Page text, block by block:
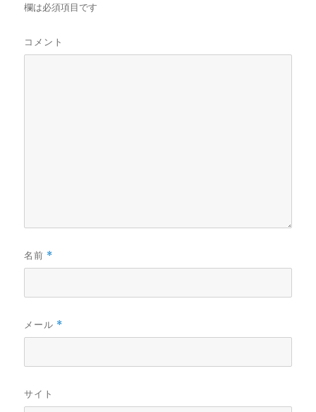
欄は必須項目です
コメント
名前 *
メール *
サイト